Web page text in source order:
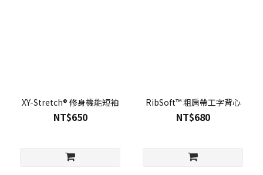
XY-Stretch® 修身機能短袖
NT$650
RibSoft™ 粗肩帶工字背心
NT$680